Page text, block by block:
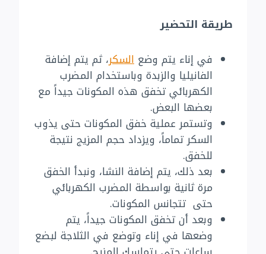
طريقة التحضير
في إناء يتم وضع السكر، ثم يتم إضافة
الفانيليا والزبدة وباستخدام المضرب
الكهربائي تخفق هذه المكونات جيداً مع
بعضها البعض.
وتستمر عملية خفق المكونات حتى يذوب
السكر تماماً، ويزداد حجم المزيج نتيجة
للخفق.
بعد ذلك، يتم إضافة النشا، ونبدأ الخفق
مرة ثانية بواسطة المضرب الكهربائي
حتى تتجانس المكونات.
وبعد أن تخفق المكونات جيداً، يتم
وضعها في إناء وتوضع في الثلاجة لبضع